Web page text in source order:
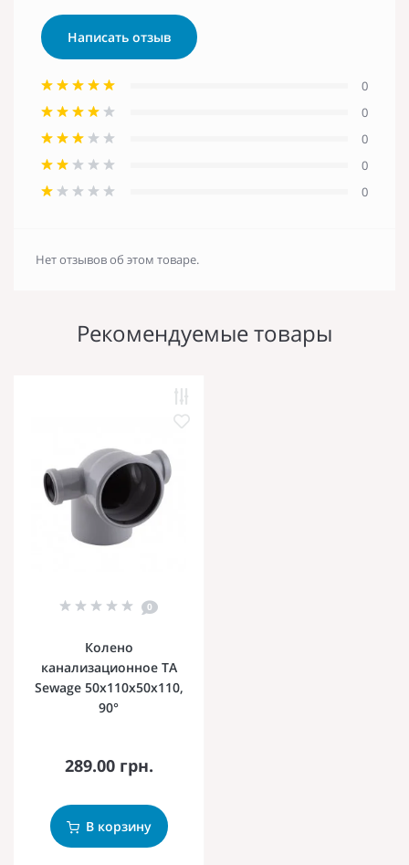
Написать отзыв
0
0
0
0
0
Нет отзывов об этом товаре.
Рекомендуемые товары
0
Колено
канализационное TA
Sewage 50х110х50х110,
90°
289.00 грн.
В корзину